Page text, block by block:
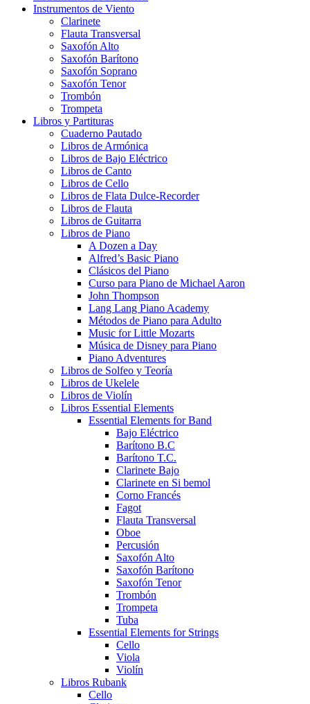
Instrumentos de Viento
Clarinete
Flauta Transversal
Saxofón Alto
Saxofón Barítono
Saxofón Soprano
Saxofón Tenor
Trombón
Trompeta
Libros y Partituras
Cuaderno Pautado
Libros de Armónica
Libros de Bajo Eléctrico
Libros de Canto
Libros de Cello
Libros de Flata Dulce-Recorder
Libros de Flauta
Libros de Guitarra
Libros de Piano
A Dozen a Day
Alfred’s Basic Piano
Clásicos del Piano
Curso para Piano de Michael Aaron
John Thompson
Lang Lang Piano Academy
Métodos de Piano para Adulto
Music for Little Mozarts
Música de Disney para Piano
Piano Adventures
Libros de Solfeo y Teoría
Libros de Ukelele
Libros de Violín
Libros Essential Elements
Essential Elements for Band
Bajo Eléctrico
Barítono B.C
Barítono T.C.
Clarinete Bajo
Clarinete en Si bemol
Corno Francés
Fagot
Flauta Transversal
Oboe
Percusión
Saxofón Alto
Saxofón Barítono
Saxofón Tenor
Trombón
Trompeta
Tuba
Essential Elements for Strings
Cello
Viola
Violín
Libros Rubank
Cello